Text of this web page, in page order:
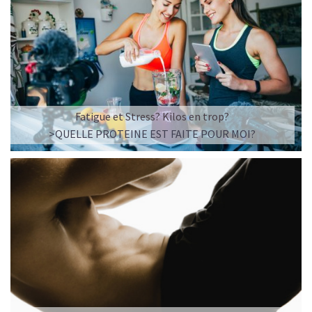
efficacité. Rien n'a été ajouté ni retiré si bien que
l'ensemble des molécules actives présentes est réuni
dans le végétal. C'est ce totum qui détermine son effet
thérapeutique grâce à l'effet de synergie naturellement
optimisé de ses phyto-actifs. Par ailleurs, son prix est
plus accessible que les comprimés. Le seul frein pourrait
être le goût et l'odeur spéciale qui risqueraient de ne pas
être appréciés par tous.
Découvrez nos marques de qualité crue (non chauffée) :
GSE, Purasana.
DIVERSIFIEZ VOS SOURCES DE PROTÉINES AVEC LA
SPIRULINE GRANULES
Fatigue et Stress? Kilos en trop?
>QUELLE PROTEINE EST FAITE POUR MOI?